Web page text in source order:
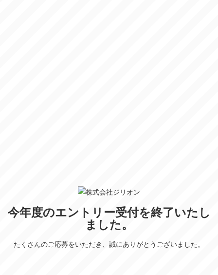
今年度のエントリー受付を終了いたし
ました。
たくさんのご応募をいただき、誠にありがとうございました。